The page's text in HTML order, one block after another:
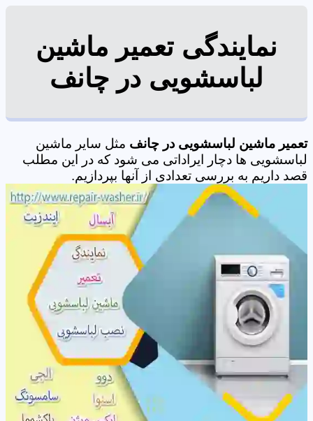
نمایندگی تعمیر ماشین
لباسشویی در چانف
تعمیر ماشین لباسشویی در چانف مثل سایر ماشین
لباسشویی ها دچار ایراداتی می شود که در این مطلب
قصد داریم به بررسی تعدادی از آنها بپردازیم.